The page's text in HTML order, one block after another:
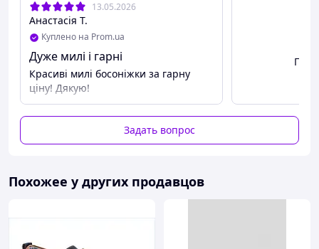
13.05.2026
Анастасія Т.
Куплено на Prom.ua
Дуже милі і гарні
Красиві милі босоніжки за гарну
ціну! Дякую!
Задать вопрос
Похожее у других продавцов